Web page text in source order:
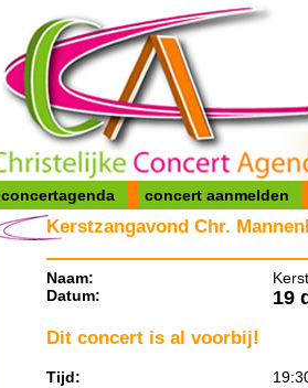
concertagenda concert aanmelden
Kerstzangavond Chr.
Naam:
Datum:
19
Dit concert is al voorbij!
Tijd: